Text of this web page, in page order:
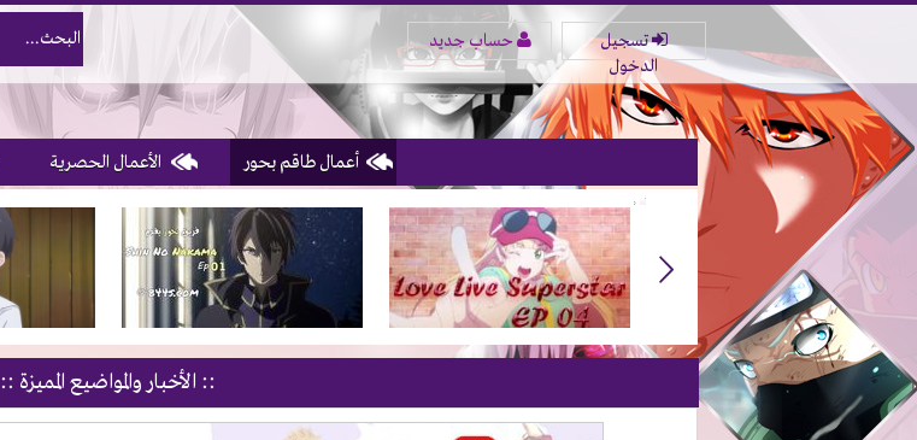
تسجيل
الدخول
حساب جديد
أعمال طاقم بحور الأعمال الحصرية
1, 2, 3 & 4of 10
:: الأخبار والمواضيع المميزة ::